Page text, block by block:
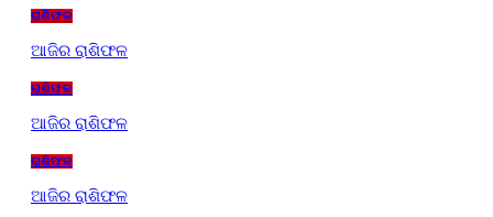
ରାଶିଫଳ
ଆଜିର ରାଶିଫଳ
ରାଶିଫଳ
ଆଜିର ରାଶିଫଳ
ରାଶିଫଳ
ଆଜିର ରାଶିଫଳ